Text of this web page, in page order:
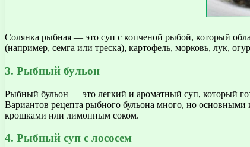
Солянка рыбная — это суп с копченой рыбой, который
(например, семга или треска), картофель, морковь, лук,
3. Рыбный бульон
Рыбный бульон — это легкий и ароматный суп, который
Вариантов рецепта рыбного бульона много, но
крошками или лимонным соком.
4. Рыбный суп с лососем